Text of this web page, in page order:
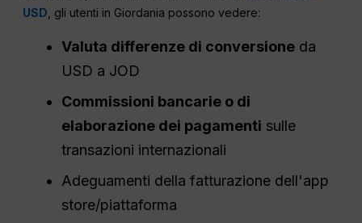
USD , gli utenti in Giordania possono vedere:
Valuta differenze di conversione da
USD a JOD
Commissioni bancarie o di
elaborazione dei pagamenti sulle
transazioni internazionali
Adeguamenti della fatturazione dell'app
store/piattaforma